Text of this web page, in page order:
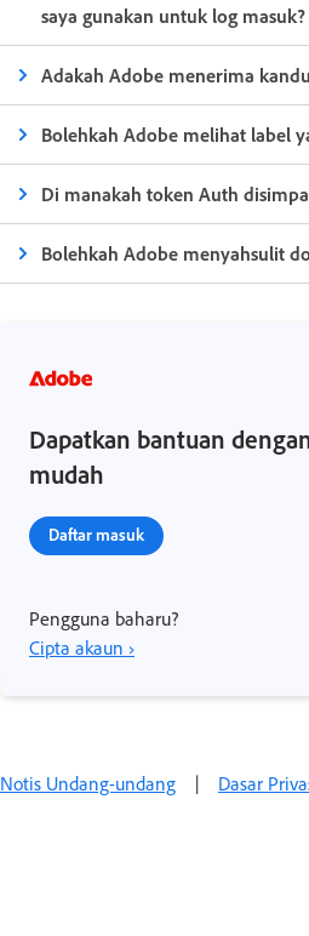
saya gunakan untuk log masuk?
Adakah Adobe menerima
Bolehkah Adobe melihat label
Di manakah token Auth
Bolehkah Adobe menyahsulit
Dapatkan bantuan
mudah
Daftar masuk
Pengguna baharu?
Cipta akaun ›
Notis Undang-undang‌ | Dasar